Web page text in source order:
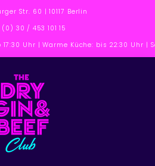
Str. 60 | 10117 Berlin
30 / 453 101 15
Uhr | Warme Küche: bis 22:30 Uhr |